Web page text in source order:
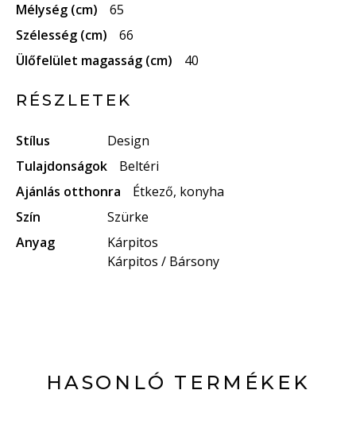
Mélység (cm)
65
Szélesség (cm)
66
Ülőfelület magasság (cm)
40
RÉSZLETEK
Stílus
Design
Tulajdonságok
Beltéri
Ajánlás otthonra
Étkező, konyha
Szín
Szürke
Anyag
Kárpitos
Kárpitos / Bársony
HASONLÓ TERMÉKEK